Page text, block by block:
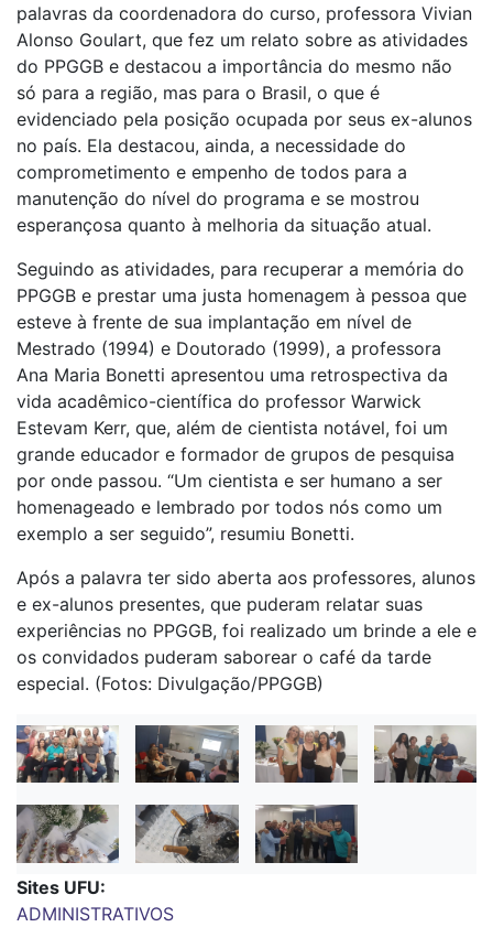
palavras da coordenadora do curso, professora Vivian
Alonso Goulart, que fez um relato sobre as atividades
do PPGGB e destacou a importância do mesmo não
só para a região, mas para o Brasil, o que é
evidenciado pela posição ocupada por seus ex-alunos
no país. Ela destacou, ainda, a necessidade do
comprometimento e empenho de todos para a
manutenção do nível do programa e se mostrou
esperançosa quanto à melhoria da situação atual.
Seguindo as atividades, para recuperar a memória do
PPGGB e prestar uma justa homenagem à pessoa que
esteve à frente de sua implantação em nível de
Mestrado (1994) e Doutorado (1999), a professora
Ana Maria Bonetti apresentou uma retrospectiva da
vida acadêmico-científica do professor Warwick
Estevam Kerr, que, além de cientista notável, foi um
grande educador e formador de grupos de pesquisa
por onde passou. “Um cientista e ser humano a ser
homenageado e lembrado por todos nós como um
exemplo a ser seguido”, resumiu Bonetti.
Após a palavra ter sido aberta aos professores, alunos
e ex-alunos presentes, que puderam relatar suas
experiências no PPGGB, foi realizado um brinde a ele e
os convidados puderam saborear o café da tarde
especial. (Fotos: Divulgação/PPGGB)
Sites UFU
ADMINISTRATIVOS